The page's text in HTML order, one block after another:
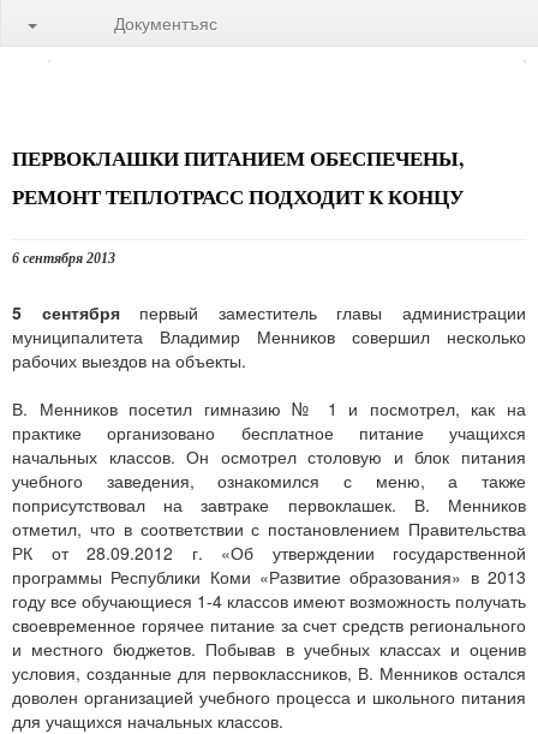
Документъяс
ПЕРВОКЛАШКИ ПИТАНИЕМ ОБЕСПЕЧЕНЫ,
РЕМОНТ ТЕПЛОТРАСС ПОДХОДИТ К КОНЦУ
6 сентября 2013
5 сентябряпервый заместитель главы администрации
муниципалитета Владимир Менников совершил несколько
рабочих выездов на объекты.
В. Менников посетил гимназию № 1 и посмотрел, как на
практике организовано бесплатное питание учащихся
начальных классов. Он осмотрел столовую и блок питания
учебного заведения, ознакомился с меню, а также
поприсутствовал на завтраке первоклашек. В. Менников
отметил, что в соответствии с постановлением Правительства
РК от 28.09.2012 г. «Об утверждении государственной
программы Республики Коми «Развитие образования» в 2013
году все обучающиеся 1-4 классов имеют возможность получать
своевременное горячее питание за счет средств регионального
и местного бюджетов. Побывав в учебных классах и оценив
условия, созданные для первоклассников, В. Менников остался
доволен организацией учебного процесса и школьного питания
для учащихся начальных классов.